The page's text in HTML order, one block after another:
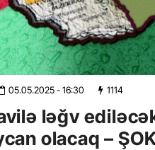
05.05.2025- 16:30 1114
ləğv
olacaq –